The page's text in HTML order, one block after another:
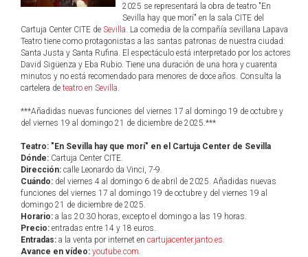
2025 se representará la obra de teatro "En
Sevilla hay que morí" en la sala CITE del
Cartuja Center CITE de Sevilla. La comedia de la compañía sevillana Lapava
Teatro tiene como protagonistas a las santas patronas de nuestra ciudad:
Santa Justa y Santa Rufina. El espectáculo está interpretado por los actores
David Sigüenza y Eba Rubio. Tiene una duración de una hora y cuarenta
minutos y no está recomendado para menores de doce años. Consulta la
cartelera de teatro en Sevilla.
***Añadidas nuevas funciones del viernes 17 al domingo 19 de octubre y
del viernes 19 al domingo 21 de diciembre de 2025.***
Teatro: "En Sevilla hay que morí" en el Cartuja Center de Sevilla
Dónde: Cartuja Center CITE.
Dirección: calle Leonardo da Vinci, 7-9.
Cuándo: del viernes 4 al domingo 6 de abril de 2025. Añadidas nuevas
funciones del viernes 17 al domingo 19 de octubre y del viernes 19 al
domingo 21 de diciembre de 2025.
Horario: a las 20:30 horas, excepto el domingo a las 19 horas.
Precio: entradas entre 14 y 18 euros.
Entradas: a la venta por internet en cartujacenter.janto.es.
Avance en vídeo: youtube.com.